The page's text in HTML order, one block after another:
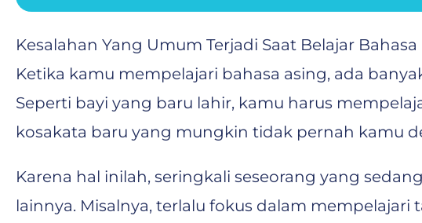
n
e
e
o
Kesalahan Yang Umum Terjadi Saat Belajar Bahasa
Ketika kamu mempelajari bahasa asing, ada
Seperti bayi yang baru lahir, kamu harus
kosakata baru yang mungkin tidak pernah kamu
Karena hal inilah, seringkali seseorang yang
lainnya. Misalnya, terlalu fokus dalam